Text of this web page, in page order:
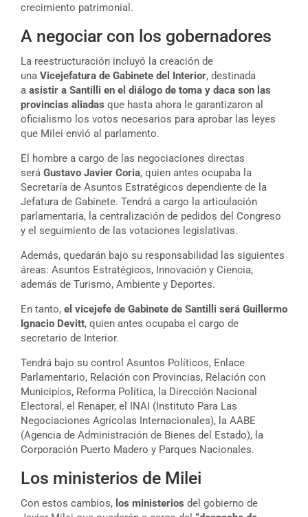
crecimiento patrimonial.
A negociar con los gobernadores
La reestructuración incluyó la creación de
una Vicejefatura de Gabinete del Interior, destinada
a asistir a Santilli en el diálogo de toma y daca son las
provincias aliadas que hasta ahora le garantizaron al
oficialismo los votos necesarios para aprobar las leyes
que Milei envió al parlamento.
El hombre a cargo de las negociaciones directas
será Gustavo Javier Coria, quien antes ocupaba la
Secretaría de Asuntos Estratégicos dependiente de la
Jefatura de Gabinete. Tendrá a cargo la articulación
parlamentaria, la centralización de pedidos del Congreso
y el seguimiento de las votaciones legislativas.
Además, quedarán bajo su responsabilidad las siguientes
áreas: Asuntos Estratégicos, Innovación y Ciencia,
además de Turismo, Ambiente y Deportes.
En tanto, el vicejefe de Gabinete de Santilli será Guillermo
Ignacio Devitt, quien antes ocupaba el cargo de
secretario de Interior.
Tendrá bajo su control Asuntos Políticos, Enlace
Parlamentario, Relación con Provincias, Relación con
Municipios, Reforma Política, la Dirección Nacional
Electoral, el Renaper, el INAI (Instituto Para Las
Negociaciones Agrícolas Internacionales), la AABE
(Agencia de Administración de Bienes del Estado), la
Corporación Puerto Madero y Parques Nacionales.
Los ministerios de Milei
Con estos cambios, los ministerios del gobierno de